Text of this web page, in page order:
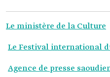
Le ministère de la Culture
Le Festival international
Agence de presse